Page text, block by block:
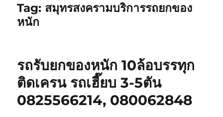
Tag: สมุทรสงครามบริการรถยกของ
หนัก
รถรับยกของหนัก 10ล้อบรรทุก
ติดเครน รถเฮี๊ยบ 3-5ตัน
0825566214, 080062848